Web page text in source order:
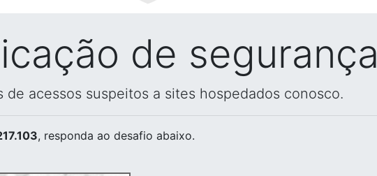
de segurança
acessos suspeitos a sites hospedados conosco.
, responda ao desafio abaixo.